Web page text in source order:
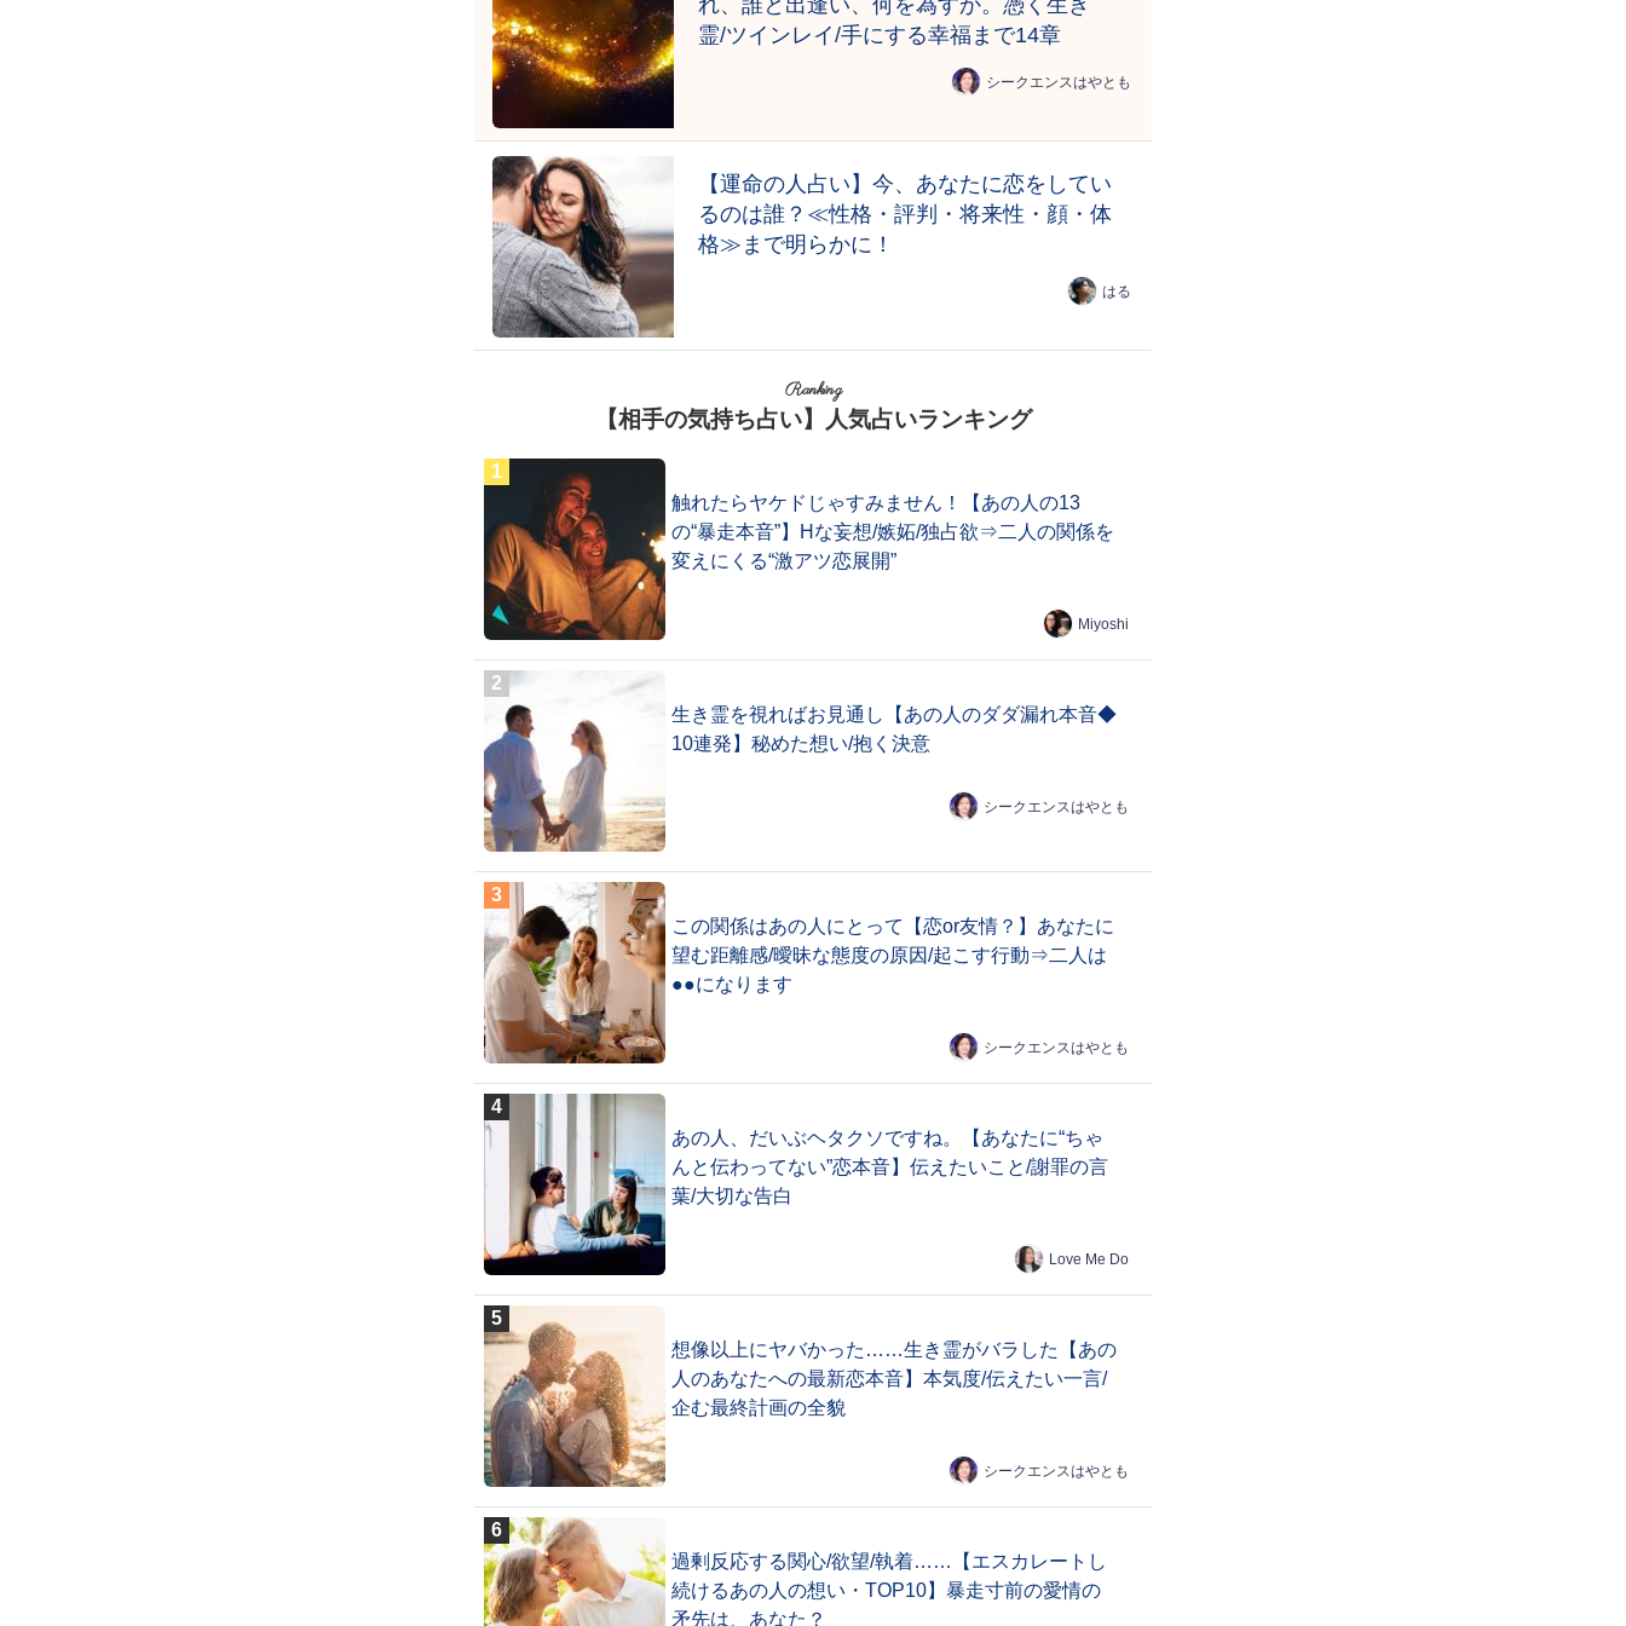
霊/ツインレイ/手にする幸福まで14章
シークエンスはやとも
【運命の人占い】今、あなたに恋をしてい
るのは誰？≪性格・評判・将来性・顔・体
格≫まで明らかに！
はる
Ranking
【相手の気持ち占い】人気占いランキング
触れたらヤケドじゃすみません！【あの人の13
の“暴走本音”】Hな妄想/嫉妬/独占欲⇒二人の関係を
変えにくる“激アツ恋展開”
Miyoshi
生き霊を視ればお見通し【あの人のダダ漏れ本音◆
10連発】秘めた想い/抱く決意
シークエンスはやとも
この関係はあの人にとって【恋or友情？】あなたに
望む距離感/曖昧な態度の原因/起こす行動⇒二人は
●●になります
シークエンスはやとも
あの人、だいぶヘタクソですね。【あなたに“ちゃ
んと伝わってない”恋本音】伝えたいこと/謝罪の言
葉/大切な告白
Love Me Do
想像以上にヤバかった……生き霊がバラした【あの
人のあなたへの最新恋本音】本気度/伝えたい一言/
企む最終計画の全貌
シークエンスはやとも
過剰反応する関心/欲望/執着……【エスカレートし
続けるあの人の想い・TOP10】暴走寸前の愛情の
矛先は、あなた？